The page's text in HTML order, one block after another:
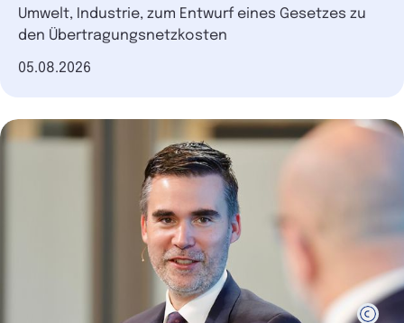
Umwelt, Industrie, zum Entwurf eines Gesetzes zu
den Übertragungsnetzkosten
Datum der Veröffentlichung
05.08.2026